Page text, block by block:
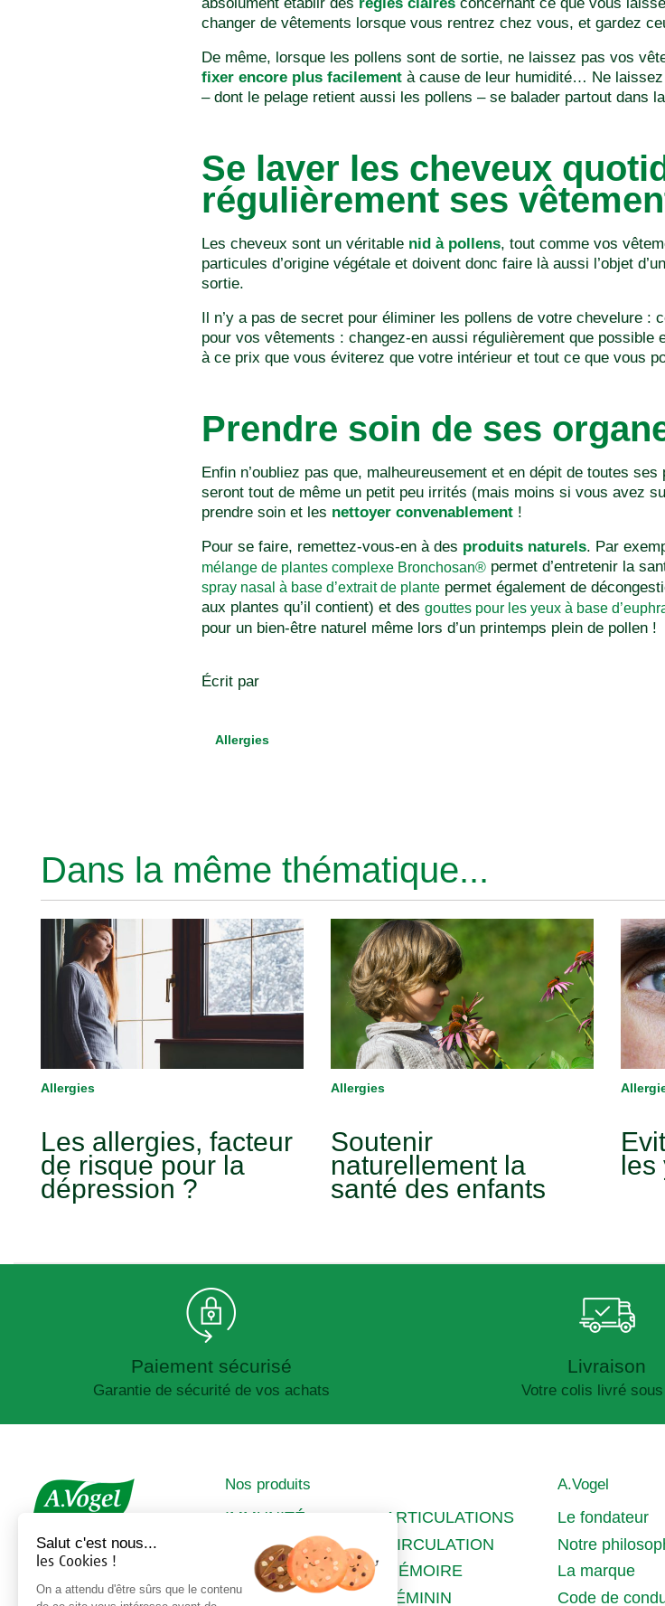
changer de vêtements lorsque vous rentrez chez vous, et gardez
De même, lorsque les pollens sont de sortie, ne laissez pas vos
fixer encore plus facilementà cause de leur humidité… Ne laissez
– dont le pelage retient aussi les pollens – se balader partout dans
Se laver les cheveux
régulièrement ses
Les cheveux sont un véritable nid à pollens, tout comme vos
particules d’origine végétale et doivent donc faire là aussi l’objet
sortie.
Il n’y a pas de secret pour éliminer les pollens de votre chevelure :
pour vos vêtements : changez-en aussi régulièrement que possible
à ce prix que vous éviterez que votre intérieur et tout ce que vous
Prendre soin de ses
Enfin n’oubliez pas que, malheureusement et en dépit de toutes
seront tout de même un petit peu irrités (mais moins si vous avez
prendre soin et les nettoyer convenablement !
Pour se faire, remettez-vous-en à des produits naturels. Par
mélange de plantes complexe Bronchosan®permet d’entretenir la
spray nasal à base d’extrait de plantepermet également de
aux plantes qu’il contient) et des gouttes pour les yeux à base
pour un bien-être naturel même lors d’un printemps plein de pollen !
Écrit par
Allergies
Dans la même thématique...
Allergies
Les allergies, facteur
de risque pour la
dépression ?
Allergies
Soutenir
naturellement la
santé des enfants
les
Paiement sécurisé
Garantie de sécurité de vos achats
Livraison
Votre colis livré
Nos produits
IMMUNITÉ
SOMMEIL &
STRESS
DIGESTION &
ARTICULATIONS
CIRCULATION
MÉMOIRE
FÉMININ
A.Vogel
Le fondateur
Notre
La marque
Code de
Salut c'est nous...
les Cookies !
On a attendu d'être sûrs que le contenu